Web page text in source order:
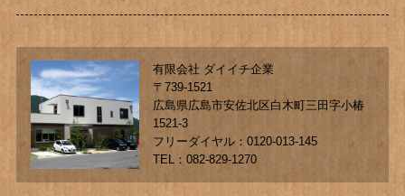
有限会社 ダイイチ企業
〒739-1521
広島県広島市安佐北区白木町三田字小椿
1521-3
フリーダイヤル：0120-013-145
TEL：082-829-1270